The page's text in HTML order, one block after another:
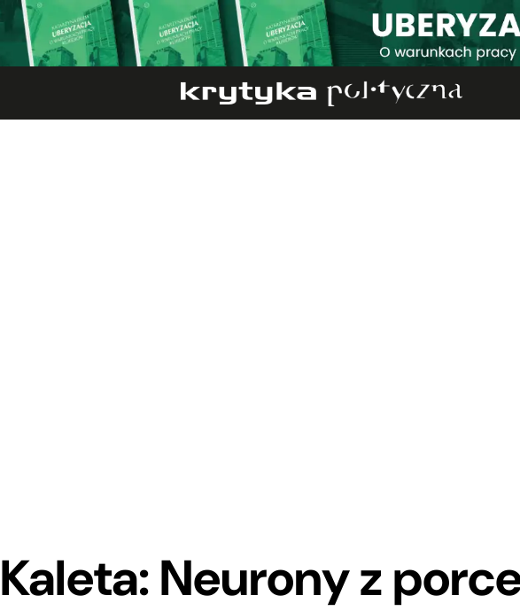
Kaleta: Neurony z